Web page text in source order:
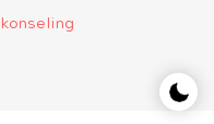
konseling